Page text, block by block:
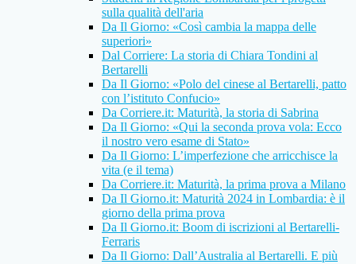
sulla qualità dell'aria
Da Il Giorno: «Così cambia la mappa delle
superiori»
Dal Corriere: La storia di Chiara Tondini al
Bertarelli
Da Il Giorno: «Polo del cinese al Bertarelli, patto
con l’istituto Confucio»
Da Corriere.it: Maturità, la storia di Sabrina
Da Il Giorno: «Qui la seconda prova vola: Ecco
il nostro vero esame di Stato»
Da Il Giorno: L’imperfezione che arricchisce la
vita (e il tema)
Da Corriere.it: Maturità, la prima prova a Milano
Da Il Giorno.it: Maturità 2024 in Lombardia: è il
giorno della prima prova
Da Il Giorno.it: Boom di iscrizioni al Bertarelli-
Ferraris
Da Il Giorno: Dall’Australia al Bertarelli. E più